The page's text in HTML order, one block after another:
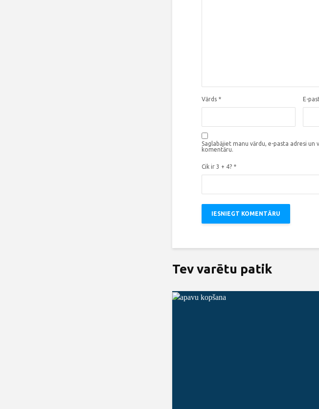
Vārds * E-
Saglabājiet manu vārdu, e-pasta adresi
komentāru.
Cik ir 3 + 4? *
Tev varētu patik